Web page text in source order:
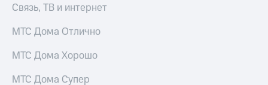
Связь, ТВ и интернет
МТС Дома Отлично
МТС Дома Хорошо
МТС Дома Супер